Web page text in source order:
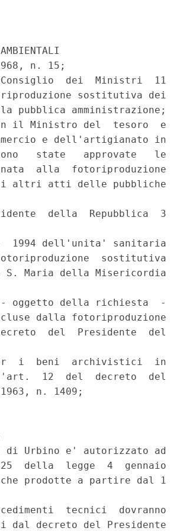
n. 15;
dei  Ministri  11
sostitutiva dei
amministrazione;
il Ministro del  tesoro  e
e dell'artigianato in
state   approvate   le
alla  fotoriproduzione
altri atti delle pubbliche
della  Repubblica  3
1994 dell'unita' sanitaria
sostitutiva
Maria della Misericordia
oggetto della richiesta  -
dalla fotoriproduzione
del  Presidente  del
i  beni  archivistici  in
12  del  decreto  del
n. 1409;
Urbino e' autorizzato ad
della  legge  4  gennaio
prodotte a partire dal 1
tecnici  dovranno
decreto del Presidente